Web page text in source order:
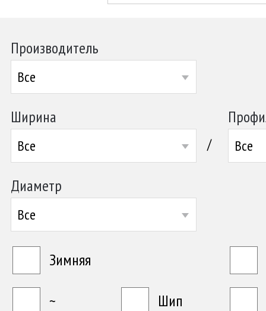
Производитель
Все
Ширина
Все / Все
Диаметр
Все
Зимняя
~
Шип